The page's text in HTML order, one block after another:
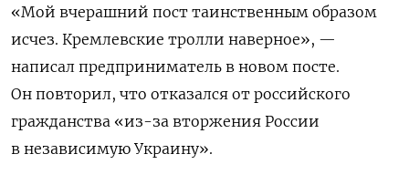
«Мой вчерашний пост таинственным образом
исчез. Кремлевские тролли наверное», —
написал предприниматель в новом посте.
Он повторил, что отказался от российского
гражданства «из-за вторжения России
в независимую Украину».